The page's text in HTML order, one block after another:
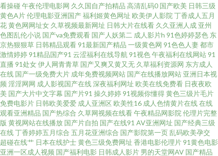
网站 91re青草婷婷久久 天美mv免费mv 欧美日本国产 韩国美殴 www91自拍
视频国产 97wyt 91韩国毛片视频 天天靠亚洲天堂婷婷 97自拍在线 欧美性交
片 色婷婷精品久久一区二区 91探花国产精品 国产亚洲欧美成人 欧美亚洲专
区 欧美69欧美 理论电影网站 国产成人在线色 不卡电影 91瑟瑟国产黑料
6080电影在线观看免费网站 91福li精品瑟瑟 91白虎污污茄子 香蕉网站在线
观看 91韩国毛片视频 欧美精品一二三期 国产免费肛交 日本天堂资源网 91爱
看操碰 午夜伦理电影网 久久国自产拍精品 高清乱码0 国产欧美 日韩三级
黄色A片伦理电影亚洲国产福利姬黄色网址 欧美伊人影院 丁香成人五月
花黄色网网址女 久草视频最新网址 日韩大片在线看 久久亚洲人成 亚州
色图乱伦小说 国产va免费观看 国产人妖第二 成人影片h 91色婷婷瑟色 东
京热狠狠草 日韩精品观看91最新国产精品 一级黄色网 91色色人妻都市
激情婷婷91精品国产91 云涩福利在线导航 91视色午夜福利在线网站91
直播 91处女伊人网青青草 国产又爽又黄又无 久草福利资源网 东方成人
在线 国产一级免费大片 成年免费视频网站 国产在线播放网站 亚洲日本视
频 淫淫网网 成人影视国产在线深夜福利网址 欧美在线免费看 日夜夜欧
美 国产大片中文字幕 国产片91 操久婷婷91视频你懂得黄色三级片毛片
免费电影片 日韩欧美爱爱 成人亚洲区 欧美性16 成人色情黄片在线在线
观看亚洲精品 国产热综合 久草网视频在线看午夜精品网影院 伦理片完整
版 黄视网站在线播放 国产片自拍 国产在线91 AV亚洲网址 国产经典三级
在线丁香婷婷五月综合 五月花亚洲综合 国产影院第一页乱码欧美孕交
超碰在线艹 日本在线护士黄色三级免费网址 香港电影伦理片91黄色电影
亚洲一区成人视频 国产福利电影 日韩成人影片 男的天堂网AV 国产精品